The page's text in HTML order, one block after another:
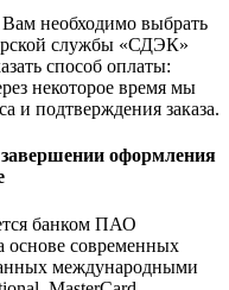
необходимо выбрать
службы «СДЭК»
способ оплаты:
некоторое время мы
и подтверждения заказа.
оформления
банком ПАО
современных
международными